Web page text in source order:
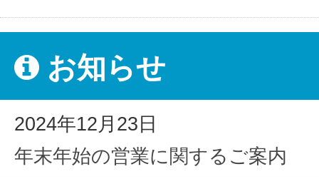
お知らせ
2024年12月23日
年末年始の営業に関するご案内